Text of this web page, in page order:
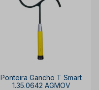
Ponteira Gancho T Smart
1.35.0642 AGMOV